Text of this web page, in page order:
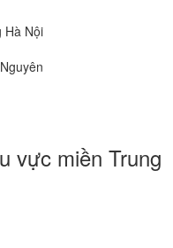
Hà Nội
vực miền Trung